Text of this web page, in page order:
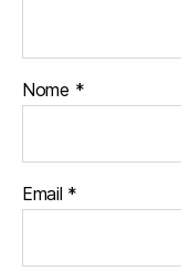
Nome *
Email *